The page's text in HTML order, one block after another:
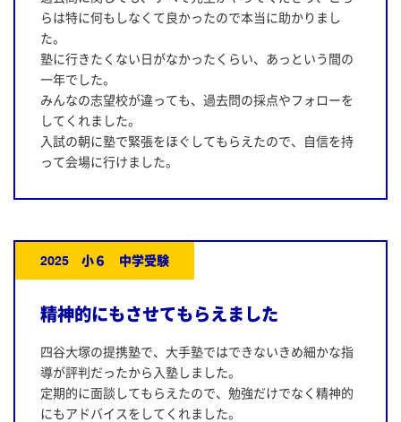
らは特に何もしなくて良かったので本当に助かりまし
た。
塾に行きたくない日がなかったくらい、あっという間の
一年でした。
みんなの志望校が違っても、過去問の採点やフォローを
してくれました。
入試の朝に塾で緊張をほぐしてもらえたので、自信を持
って会場に行けました。
2025 小６ 中学受験
精神的にもさせてもらえました
四谷大塚の提携塾で、大手塾ではできないきめ細かな指
導が評判だったから入塾しました。
定期的に面談してもらえたので、勉強だけでなく精神的
にもアドバイスをしてくれました。